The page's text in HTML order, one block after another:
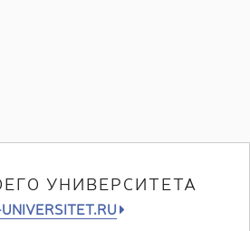
УНИВЕРСИТЕТА